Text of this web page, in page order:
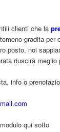
clienti che la
gradita per
posto, noi
riuscirà meglio
info o
qui sotto